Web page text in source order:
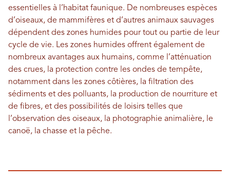
essentielles à l’habitat faunique. De nombreuses espèces
d’oiseaux, de mammifères et d’autres animaux sauvages
dépendent des zones humides pour tout ou partie de leur
cycle de vie. Les zones humides offrent également de
nombreux avantages aux humains, comme l’atténuation
des crues, la protection contre les ondes de tempête,
notamment dans les zones côtières, la filtration des
sédiments et des polluants, la production de nourriture et
de fibres, et des possibilités de loisirs telles que
l’observation des oiseaux, la photographie animalière, le
canoë, la chasse et la pêche.